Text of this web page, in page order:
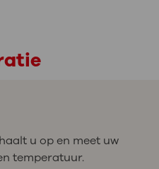
u op en meet uw
temperatuur.